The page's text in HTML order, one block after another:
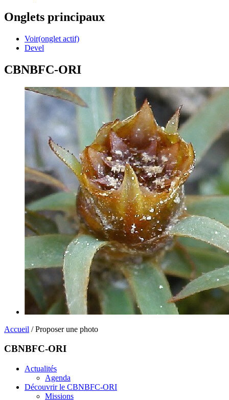
Onglets principaux
Voir(onglet actif)
Devel
CBNBFC-ORI
Accueil / Proposer une photo
CBNBFC-ORI
Actualités
Agenda
Découvrir le CBNBFC-ORI
Missions